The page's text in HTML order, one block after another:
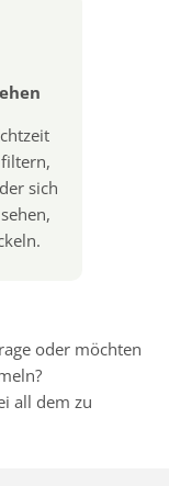
sich
oder möchten
all dem zu